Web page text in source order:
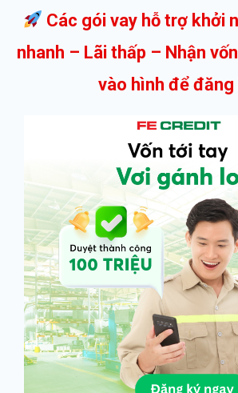
Các gói vay hỗ trợ khởi
nhanh – Lãi thấp – Nhận
vào hình để đăng